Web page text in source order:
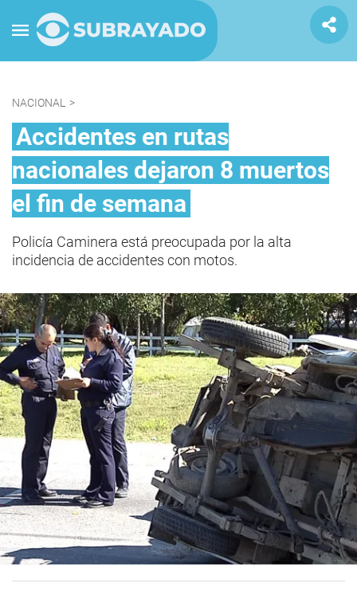
NACIONAL >
Accidentes en rutas
nacionales dejaron 8 muertos
el fin de semana
Policía Caminera está preocupada por la alta
incidencia de accidentes con motos.